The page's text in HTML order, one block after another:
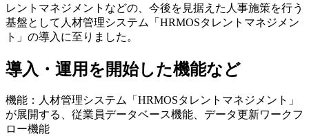
レントマネジメントなどの、今後を⾒据えた⼈事施策を⾏う
基盤として人材管理システム「HRMOSタレントマネジメン
ト」の導入に至りました。
導入・運用を開始した機能など
機能：人材管理システム「HRMOSタレントマネジメント」
が展開する、従業員データベース機能、データ更新ワークフ
ロー機能